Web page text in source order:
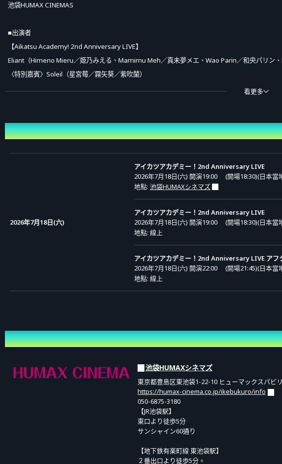
中獎公告 (日本當地時間): 2026 / 06 / 09 (週二) 10:00
池袋HUMAX CINEMAS
■出演者
【Aikatsu Academy! 2nd Anniversary LIVE】
Eliant（Himeno Mieru／姫乃みえる、Mamimu Meh／真未夢メエ、Wao Parin／和央パリン、
〈特別嘉賓〉Soleil（星宮莓／霧矢葵／紫吹蘭）
2026年5月11日(一)10:00JST ～ 2026年8月16日(日)19:30 *JST
內容：可觀看「Aikatsu Academy! 2nd Anniversary LIVE」的票券（含存檔影片）。
[2] LIVE＆After Talk 套票：8,800日圓（含稅）
直播結束後，待公開準備完成起 ～ 2026年8月16日(日)23:59 *JST 為止
看更多
日期
2026年7月18日(六)
アイカツアカデミー！2nd Anniversary LIVE
2026年7月18日(六) 開演19:00
(開場18:30)(日本當
地點: 池袋HUMAXシネマズ
アイカツアカデミー！2nd Anniversary LIVE
2026年7月18日(六) 開演19:00
(開場18:30)(日本當
地點: 線上
アイカツアカデミー！2nd Anniversary LIVE アフ
2026年7月18日(六) 開演22:00
(開場21:45)(日本當
地點: 線上
地點
池袋HUMAXシネマズ
東京都豊島区東池袋1-22-10 ヒューマックスパビ
https://humax-cinema.co.jp/ikebukuro/info
050-6875-3180
【JR池袋駅】
東口より徒歩5分
サンシャイン60通り
【地下鉄有楽町線 東池袋駅】
２番出口より徒歩5分。